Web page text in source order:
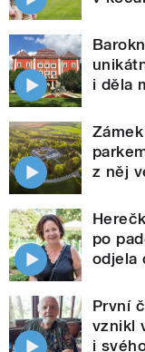
i děla
z něj
po
odjela
První
vznikl
i